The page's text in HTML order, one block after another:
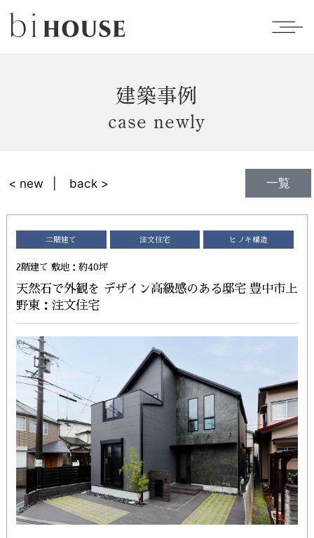
建築事例
case newly
一覧
< new back >
二階建て 注文住宅 ヒノキ構造
2階建て 敷地：約40坪
天然石で外観を デザイン高級感のある邸宅 豊中市上
野東：注文住宅